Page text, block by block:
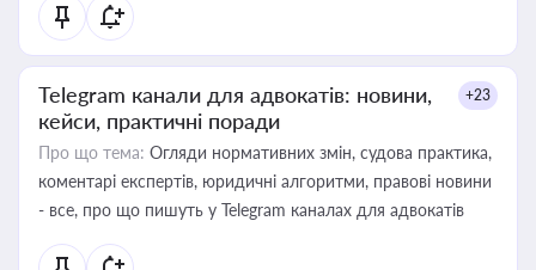
Telegram канали для адвокатів: новини,
кейси, практичні поради
+23
Про що тема: Огляди нормативних змін, судова практика,
коментарі експертів, юридичні алгоритми, правові новини
- все, про що пишуть у Telegram каналах для адвокатів